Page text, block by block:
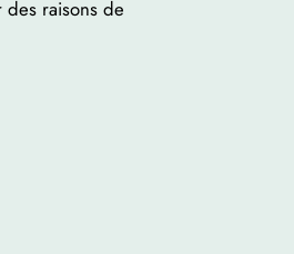
raisons de